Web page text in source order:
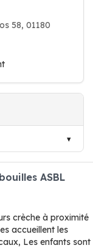
58, 01180
ASBL
crèche à proximité
accueillent les
Les enfants sont